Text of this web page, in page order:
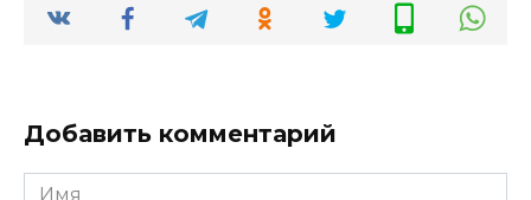
Добавить комментарий
Имя